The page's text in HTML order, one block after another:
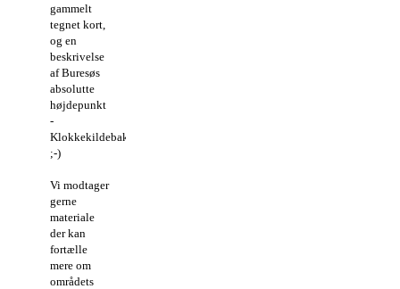
gammelt
tegnet kort,
og en
beskrivelse
af Buresøs
absolutte
højdepunkt
-
Klokkekildebakke
;-)
Vi modtager
gerne
materiale
der kan
fortælle
mere om
områdets